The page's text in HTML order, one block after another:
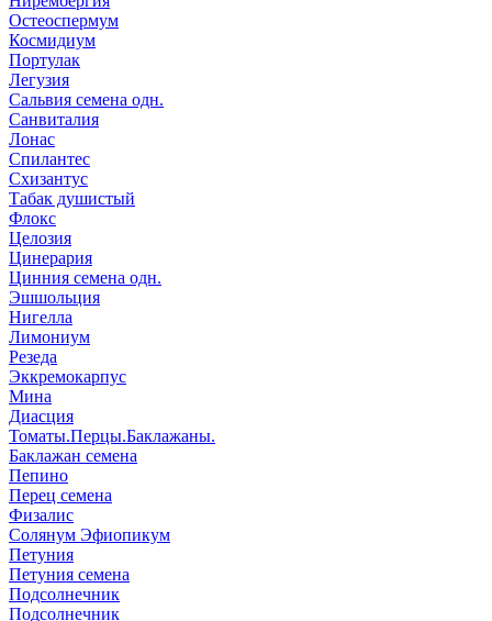
Остеоспермум
Космидиум
Портулак
Легузия
Сальвия семена одн.
Санвиталия
Лонас
Спилантес
Схизантус
Табак душистый
Флокс
Целозия
Цинерария
Цинния семена одн.
Эшшольция
Нигелла
Лимониум
Резеда
Эккремокарпус
Мина
Диасция
Томаты.Перцы.Баклажаны.
Баклажан семена
Пепино
Перец семена
Физалис
Солянум Эфиопикум
Петуния
Петуния семена
Подсолнечник
Подсолнечник